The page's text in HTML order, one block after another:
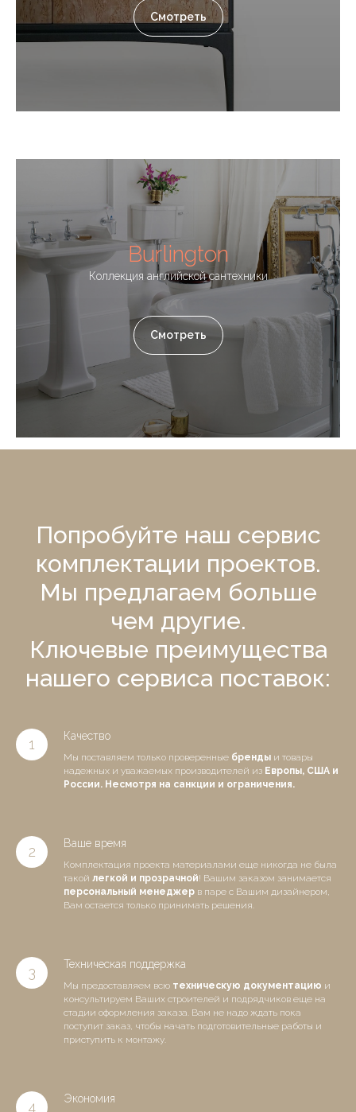
Смотреть
Burlington
Коллекция английской сантехники
Смотреть
Попробуйте наш сервис
комплектации проектов.
Мы предлагаем больше
чем другие.
Ключевые преимущества
нашего сервиса поставок:
Качество
Мы поставляем только проверенные бренды и товары
надежных и уважаемых производителей из Европы, США и
России. Несмотря на санкции и ограничения.
Ваше время
Комплектация проекта материалами еще никогда не была
такой легкой и прозрачной! Вашим заказом занимается
персональный менеджер в паре с Вашим дизайнером,
Вам остается только принимать решения.
Техническая поддержка
Мы предоставляем всю техническую документацию и
консультируем Ваших строителей и подрядчиков еще на
стадии оформления заказа. Вам не надо ждать пока
поступит заказ, чтобы начать подготовительные работы и
приступить к монтажу.
Экономия